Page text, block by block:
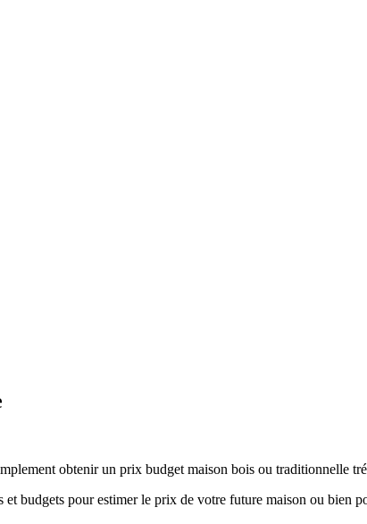
obtenir un prix budget maison bois ou traditionnelle
budgets pour estimer le prix de votre future maison ou bien